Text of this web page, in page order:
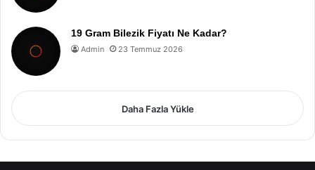
19 Gram Bilezik Fiyatı Ne Kadar?
Admin 23 Temmuz 2026
Daha Fazla Yükle